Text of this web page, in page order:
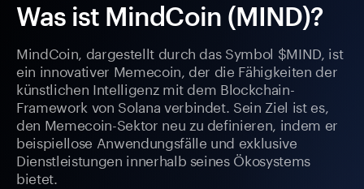
Was ist MindCoin (MIND)?
MindCoin, dargestellt durch das Symbol $MIND, ist
ein innovativer Memecoin, der die Fähigkeiten der
künstlichen Intelligenz mit dem Blockchain-
Framework von Solana verbindet. Sein Ziel ist es,
den Memecoin-Sektor neu zu definieren, indem er
beispiellose Anwendungsfälle und exklusive
Dienstleistungen innerhalb seines Ökosystems
bietet.